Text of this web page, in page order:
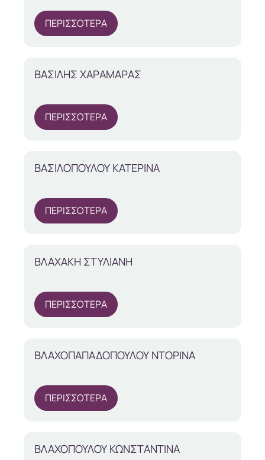
ΠΕΡΙΣΣΟΤΕΡΑ
ΒΑΣΙΛΗΣ ΧΑΡΑΜΑΡΑΣ
ΠΕΡΙΣΣΟΤΕΡΑ
ΒΑΣΙΛΟΠΟΥΛΟΥ ΚΑΤΕΡΙΝΑ
ΠΕΡΙΣΣΟΤΕΡΑ
ΒΛΑΧΑΚΗ ΣΤΥΛΙΑΝΗ
ΠΕΡΙΣΣΟΤΕΡΑ
ΒΛΑΧΟΠΑΠΑΔΟΠΟΥΛΟΥ ΝΤΟΡΙΝΑ
ΠΕΡΙΣΣΟΤΕΡΑ
ΒΛΑΧΟΠΟΥΛΟΥ ΚΩΝΣΤΑΝΤΙΝΑ